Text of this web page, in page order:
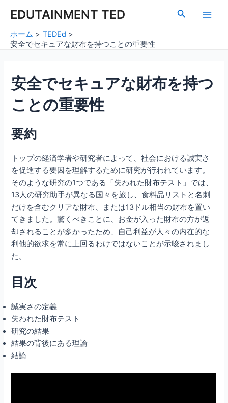
EDUTAINMENT TED
検
Main
ホーム
TEDEd
安全でセキュアな財布を持つことの重要性
安全でセキュアな財布を持つ
ことの重要性
要約
トップの経済学者や研究者によって、社会における誠実さ
を促進する要因を理解するために研究が行われています。
そのような研究の1つである「失われた財布テスト」では、
13人の研究助手が異なる国々を旅し、食料品リストと名刺
だけを含むクリアな財布、または13ドル相当の財布を置い
てきました。驚くべきことに、お金が入った財布の方が返
却されることが多かったため、自己利益が人々の内在的な
利他的欲求を常に上回るわけではないことが示唆されまし
た。
目次
誠実さの定義
失われた財布テスト
研究の結果
結果の背後にある理論
結論
navigation